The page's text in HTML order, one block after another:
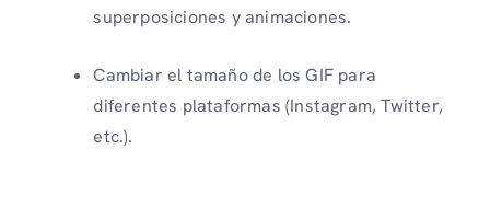
superposiciones y animaciones.
Cambiar el tamaño de los GIF para
diferentes plataformas (Instagram, Twitter,
etc.).